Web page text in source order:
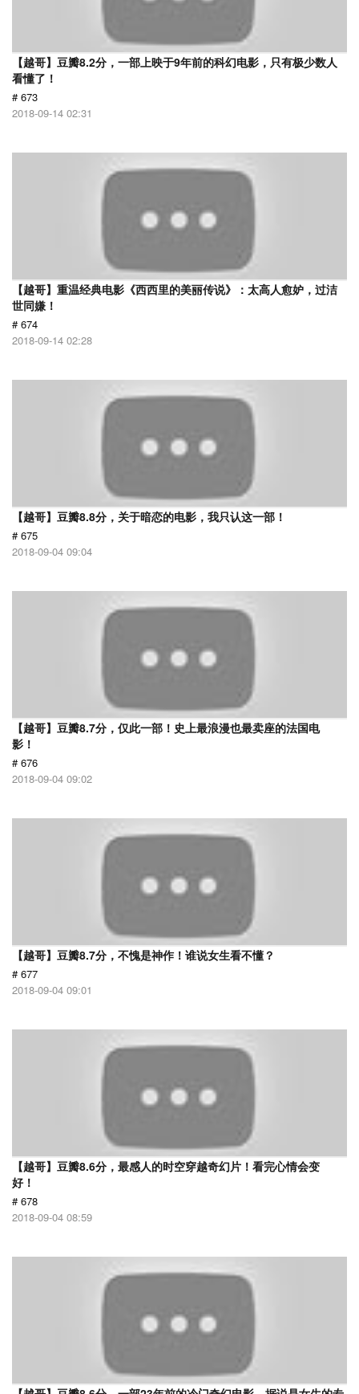
【越哥】豆瓣8.2分，一部上映于9年前的科幻电影，只有极少数人
看懂了！
# 673
2018-09-14 02:31
【越哥】重温经典电影《西西里的美丽传说》：太高人愈妒，过洁
世同嫌！
# 674
2018-09-14 02:28
【越哥】豆瓣8.8分，关于暗恋的电影，我只认这一部！
# 675
2018-09-04 09:04
【越哥】豆瓣8.7分，仅此一部！史上最浪漫也最卖座的法国电
影！
# 676
2018-09-04 09:02
【越哥】豆瓣8.7分，不愧是神作！谁说女生看不懂？
# 677
2018-09-04 09:01
【越哥】豆瓣8.6分，最感人的时空穿越奇幻片！看完心情会变
好！
# 678
2018-09-04 08:59